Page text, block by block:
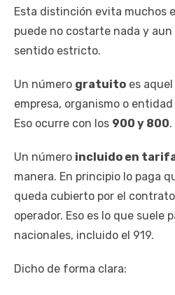
Esta distinción evita muchos
puede no costarte nada y
sentido estricto.
Un número gratuito es
empresa, organismo o
Eso ocurre con los 900 y 800.
Un número incluido en
manera. En principio lo paga
queda cubierto por el
operador. Eso es lo que suele
nacionales, incluido el 919.
Dicho de forma clara: